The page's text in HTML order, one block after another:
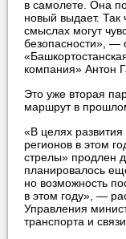
в самолете. Она
новый выдает. Так
смыслах могут
безопасности», —
компания» Антон
Это уже вторая
маршрут в
«В целях
регионов в этом
стрелы» продлен
планировалось
но возможность
в этом году», —
Управления
транспорта и